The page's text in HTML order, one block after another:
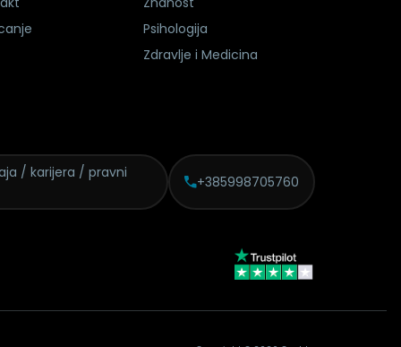
Psihologija
Zdravlje i Medicina
/karijera / pravni
+385998705760